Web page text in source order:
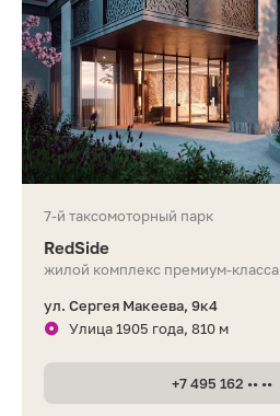
7-й таксомоторный парк
RedSide
жилой комплекс премиум-класса
ул. Сергея Макеева, 9к4
Улица 1905 года, 810 м
+7 495 162 •• ••